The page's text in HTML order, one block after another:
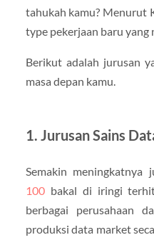
tahukah kamu? Menurut
type pekerjaan baru yang
Berikut adalah jurusan
masa depan kamu.
1. Jurusan Sains
Semakin meningkatnya
100bakal di iringi
berbagai perusahaan
produksi data market